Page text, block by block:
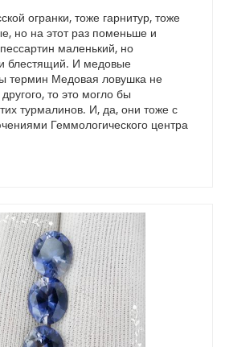
огранки, тоже гарнитур, тоже
но на этот раз поменьше и
маленький, но
блестящий. И медовые
термин Медовая ловушка не
то это могло бы
турмалинов. И, да, они тоже с
Геммологического центра